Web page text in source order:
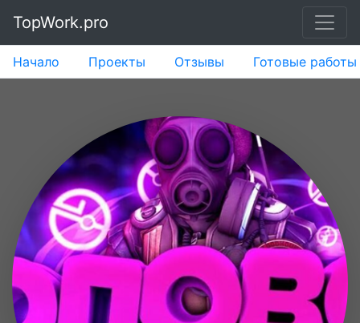
TopWork.pro
Начало Проекты Отзывы Готовые работы